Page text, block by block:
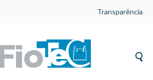
Transparência